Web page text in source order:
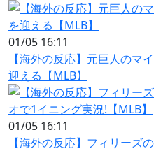
01/05 16:11
【海外の反応】元巨人のマ
迎える【MLB】
01/05 16:11
【海外の反応】フィリーズ